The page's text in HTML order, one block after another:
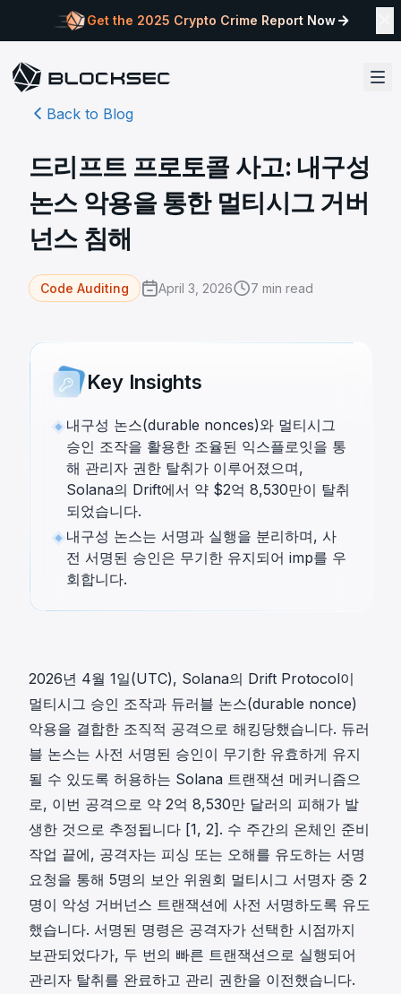
Get the 2025 Crypto Crime Report Now
Back to Blog
드리프트 프로토콜 사고: 내구성
논스 악용을 통한 멀티시그 거버
넌스 침해
Code Auditing April 3, 2026 7 min read
Key Insights
내구성 논스(durable nonces)와 멀티시그
승인 조작을 활용한 조율된 익스플로잇을 통
해 관리자 권한 탈취가 이루어졌으며,
Solana의 Drift에서 약 $2억 8,530만이 탈취
되었습니다.
내구성 논스는 서명과 실행을 분리하며, 사
전 서명된 승인은 무기한 유지되어 imp를 우
회합니다.
2026년 4월 1일(UTC), Solana의 Drift Protocol이
멀티시그 승인 조작과 듀러블 논스(durable nonce)
악용을 결합한 조직적 공격으로 해킹당했습니다. 듀러
블 논스는 사전 서명된 승인이 무기한 유효하게 유지
될 수 있도록 허용하는 Solana 트랜잭션 메커니즘으
로, 이번 공격으로 약 2억 8,530만 달러의 피해가 발
생한 것으로 추정됩니다 [1, 2]. 수 주간의 온체인 준비
작업 끝에, 공격자는 피싱 또는 오해를 유도하는 서명
요청을 통해 5명의 보안 위원회 멀티시그 서명자 중 2
명이 악성 거버넌스 트랜잭션에 사전 서명하도록 유도
했습니다. 서명된 명령은 공격자가 선택한 시점까지
보관되었다가, 두 번의 빠른 트랜잭션으로 실행되어
관리자 탈취를 완료하고 관리 권한을 이전했습니다.